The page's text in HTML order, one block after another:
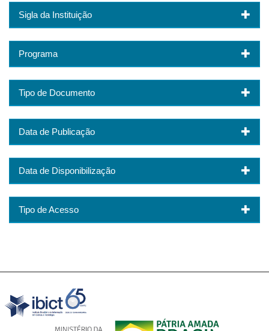
Sigla da Instituição
Programa
Tipo de Documento
Data de Publicação
Data de Disponibilização
Tipo de Acesso